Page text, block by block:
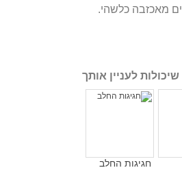
מאכזבה כלשהי.
לעניין אותך
חגיגות החלב